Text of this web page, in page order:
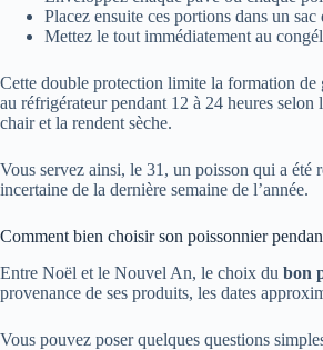
Placez ensuite ces portions dans un
Mettez le tout immédiatement au
Cette double protection limite la formation de
au réfrigérateur pendant 12 à 24 heures
chair et la rendent sèche.
Vous servez ainsi, le 31, un poisson qui a été
incertaine de la dernière semaine de l’année.
Comment bien choisir son poissonnier
Entre Noël et le Nouvel An, le choix du bon
provenance de ses produits, les dates
Vous pouvez poser quelques questions